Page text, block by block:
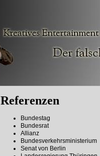
Referenzen
Bundestag
Bundesrat
Allianz
Bundesverkehrsministerium
Senat von Berlin